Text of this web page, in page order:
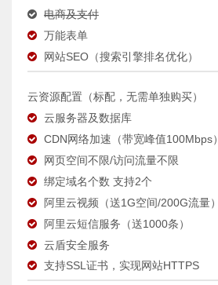
电商及支付
万能表单
网站SEO（搜索引擎排名优化）
云资源配置（标配，无需单独购买）
云服务器及数据库
CDN网络加速（带宽峰值100Mbps）
网页空间不限/访问流量不限
绑定域名个数 支持2个
阿里云视频（送1G空间/200G流量）
阿里云短信服务（送1000条）
云盾安全服务
支持SSL证书，实现网站HTTPS